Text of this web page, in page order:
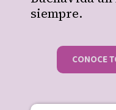
siempre.
CONOCE